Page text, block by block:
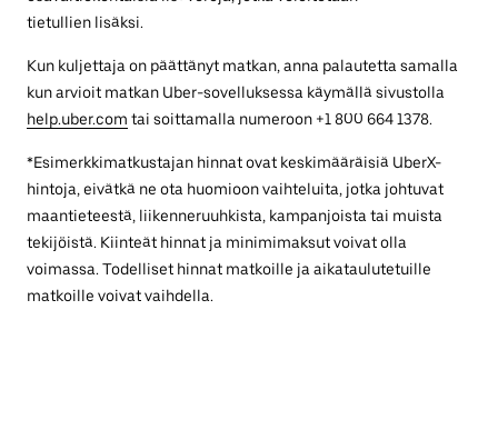
tietullien lisäksi.
Kun kuljettaja on päättänyt matkan, anna palautetta samalla
kun arvioit matkan Uber-sovelluksessa käymällä sivustolla
help.uber.com tai soittamalla numeroon +1 800 664 1378.
*Esimerkkimatkustajan hinnat ovat keskimääräisiä UberX-
hintoja, eivätkä ne ota huomioon vaihteluita, jotka johtuvat
maantieteestä, liikenneruuhkista, kampanjoista tai muista
tekijöistä. Kiinteät hinnat ja minimimaksut voivat olla
voimassa. Todelliset hinnat matkoille ja aikataulutetuille
matkoille voivat vaihdella.